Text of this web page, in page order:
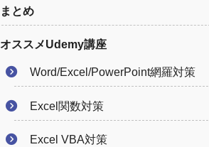
まとめ
オススメUdemy講座
Word/Excel/PowerPoint網羅対策
Excel関数対策
Excel VBA対策